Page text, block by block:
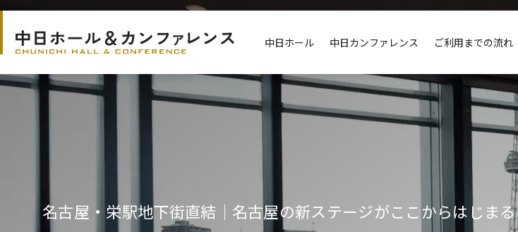
S
t
中日ホール 中日カンファレンス ご利用までの流れ
名古屋・栄駅地下街直結｜名古屋の新ステージがここからはじまる